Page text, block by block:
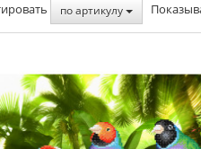
по артикулу